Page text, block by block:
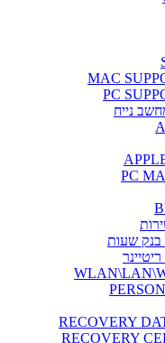
נייח
בנק שעות